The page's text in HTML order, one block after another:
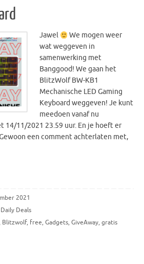
Jawel
We mogen weer
wat weggeven in
samenwerking met
Banggood! We gaan het
BlitzWolf BW-KB1
Mechanische LED Gaming
Keyboard weggeven! Je kunt
meedoen vanaf nu
14/11/2021 23.59 uur. En je hoeft er
een comment achterlaten met,
2021
Daily Deals
Blitzwolf, free, Gadgets, GiveAway, gratis